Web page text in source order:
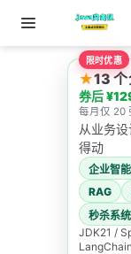
跳至主要內容
限时优惠
★13 个
券后
每月仅 20
从业务
得动
企业智
RAG
秒杀系统
JDK21 /